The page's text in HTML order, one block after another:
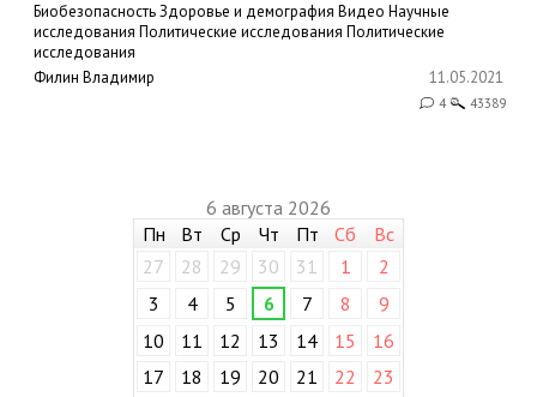
БиобезопасностьЗдоровье и демография Видео Научные
исследования Политические исследования Политические
исследования
Филин Владимир
11.05.2021
4 43389
6 августа 2026
Пн
Вт Ср Чт Пт Сб
Вс
27
28 29 30 31 1
2
3
4 5 6 7 8
9
10
11 12 13 14 15
16
17
18 19 20 21 22
23